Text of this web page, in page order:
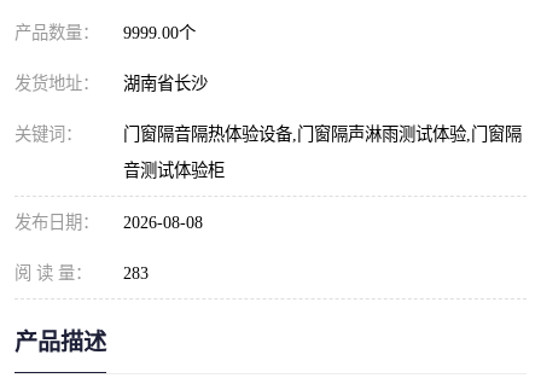
产品数量： 9999.00个
发货地址： 湖南省长沙
关键词：
门窗隔音隔热体验设备,门窗隔声淋雨测试体验,门窗隔
音测试体验柜
发布日期： 2026-08-08
阅 读 量： 283
产品描述